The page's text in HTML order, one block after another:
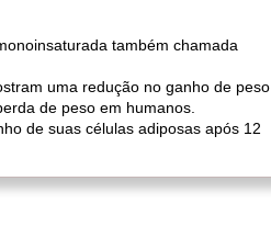
também chamada
uma redução no ganho de peso
de peso em humanos.
de suas células adiposas após 12